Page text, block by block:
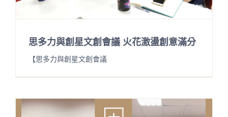
思多力與創星文創會議 火花激盪創意滿分
【思多力與創星文創會議